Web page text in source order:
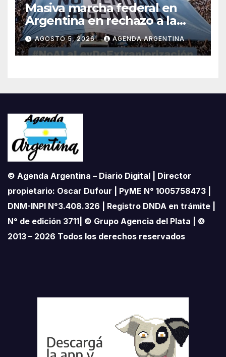
Masiva marcha federal en
Argentina en rechazo a la
reforma de la Ley de Tierras
impulsada por Milei: «La
soberanía no se negocia»
AGOSTO 5, 2026 AGENDA ARGENTINA
© Agenda Argentina – Diario Digital | Director
propietario: Oscar Dufour | PyME N° 1005758473 |
DNM-INPI N°3.408.326 | Registro DNDA en trámite |
N° de edición 3711| © Grupo Agencia del Plata | ©
2013 – 2026 Todos los derechos reservados